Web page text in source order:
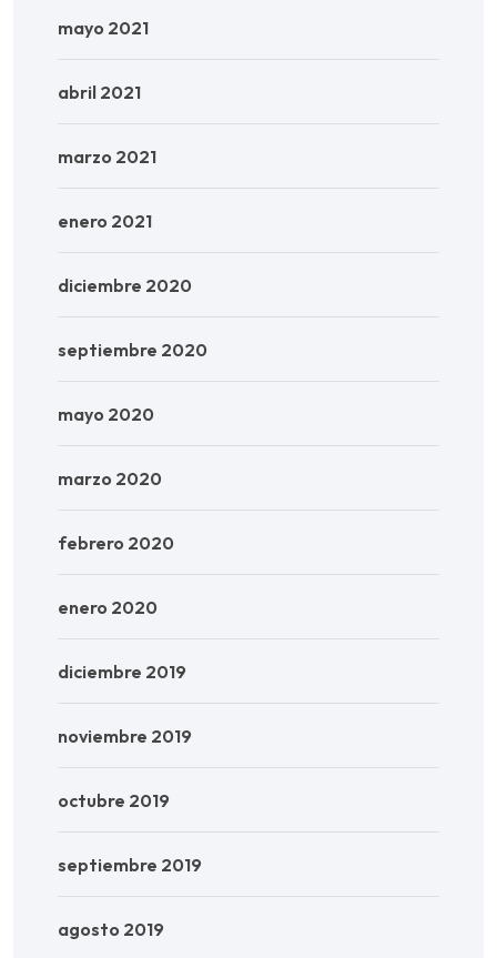
mayo 2021
abril 2021
marzo 2021
enero 2021
diciembre 2020
septiembre 2020
mayo 2020
marzo 2020
febrero 2020
enero 2020
diciembre 2019
noviembre 2019
octubre 2019
septiembre 2019
agosto 2019